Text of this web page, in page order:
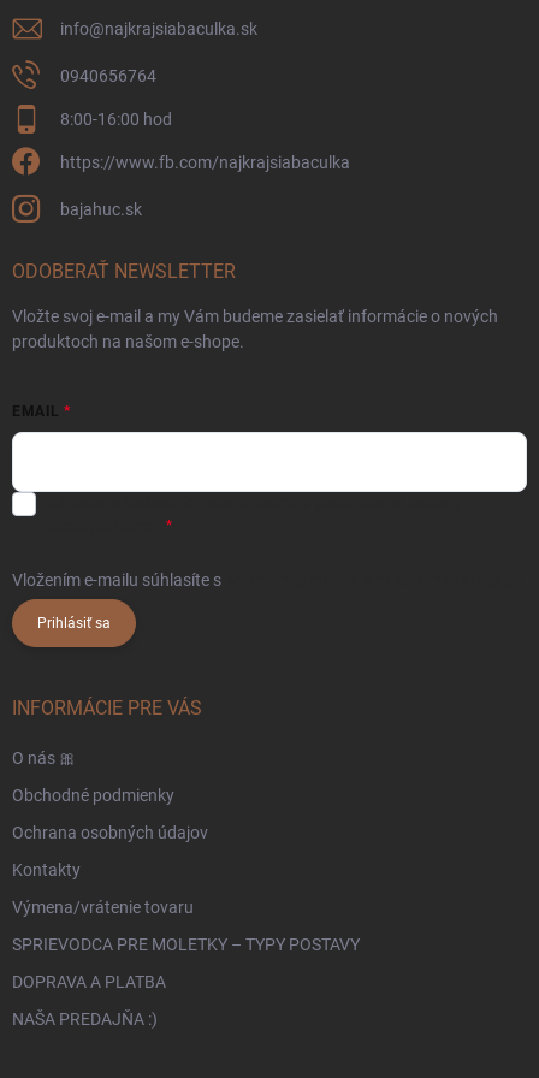
info@najkrajsiabaculka.sk
0940656764
8:00-16:00 hod
https://www.fb.com/najkrajsiabaculka
bajahuc.sk
ODOBERAŤ NEWSLETTER
Vložte svoj e-mail a my Vám budeme zasielať informácie o nových
produktoch na našom e-shope.
EMAIL
Vložením e-mailu súhlasíte s
Prihlásiť sa
INFORMÁCIE PRE VÁS
O nás 🎀
Obchodné podmienky
Ochrana osobných údajov
Kontakty
Výmena/vrátenie tovaru
SPRIEVODCA PRE MOLETKY – TYPY POSTAVY
DOPRAVA A PLATBA
NAŠA PREDAJŇA :)